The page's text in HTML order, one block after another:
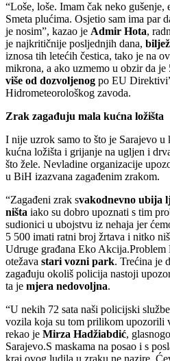
“Loše, loše. Imam čak neko gušenje,
Smeta plućima. Osjetio sam ima par
je nosim”, kazao je Admir Hota,
je najkritičnije posljednjih dana,
iznosa tih letećih čestica, tako je na
mikrona, a ako uzmemo u obzir da
više od dozvoljenog po EU
Hidrometeorološkog zavoda.
Zrak zagađuju mala kućna ložišta
I nije uzrok samo to što je Sarajevo
kućna ložišta i grijanje na ugljen i
što žele. Nevladine organizacije
u BiH izazvana zagađenim zrakom.
“Zagađeni zrak svakodnevno ubija
ništa iako su dobro upoznati s tim
sudionici u ubojstvu iz nehaja jer
5 500 imati ratni broj žrtava i nitko
Udruge građana Eko
otežava stari vozni park. Trećina je
zagađuju okoliš policija nastoji
ta je mjera nedovoljna.
“U nekih 72 sata naši policijski
vozila koja su tom prilikom upozorili
rekao je Mirza Hadžiabdić,
Sarajevo.S maskama na posao i s
kraj ovog ludila u zraku ne nazire.